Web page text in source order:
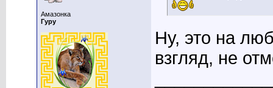
Амазонка
Гуру
Ну, это на
взгляд, не